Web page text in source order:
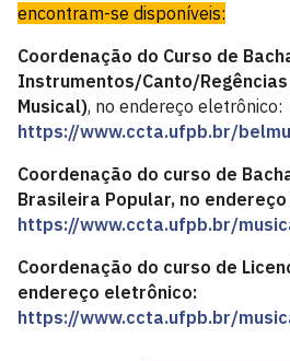
encontram-se disponíveis:
Coordenação do Curso de
Instrumentos/Canto/Regências
Musical), no endereço eletrônico:
https://www.ccta.ufpb.br/
Coordenação do curso de
Brasileira Popular, no
https://www.ccta.ufpb.br/
Coordenação do curso de
endereço eletrônico:
https://www.ccta.ufpb.br/